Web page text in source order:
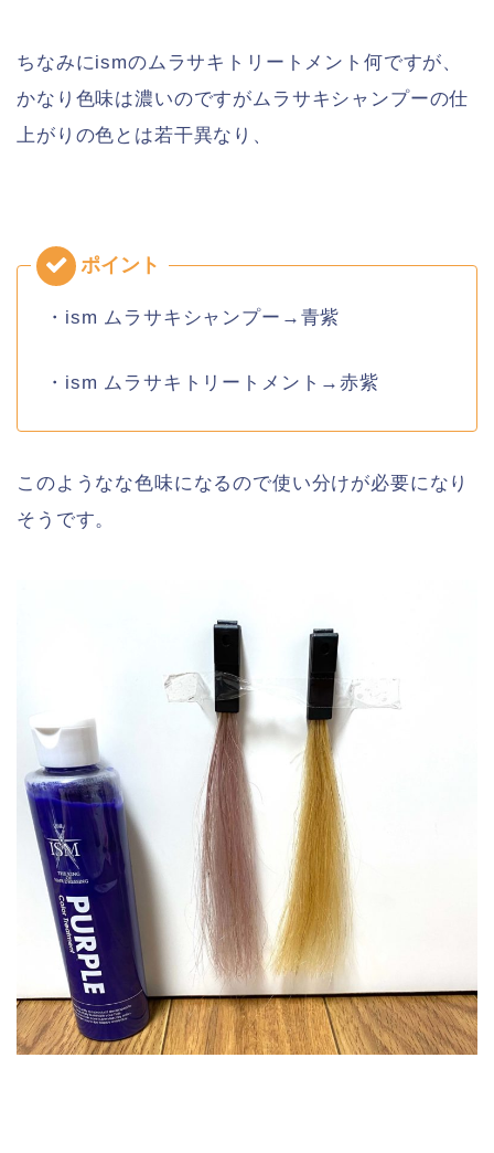
ちなみにismのムラサキトリートメント何ですが、
かなり色味は濃いのですがムラサキシャンプーの仕
上がりの色とは若干異なり、
・ism ムラサキシャンプー→青紫
・ism ムラサキトリートメント→赤紫
このようなな色味になるので使い分けが必要になり
そうです。